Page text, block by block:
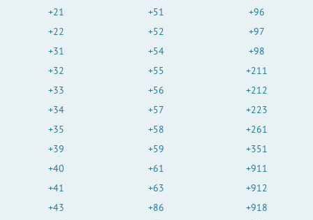
+21
+22
+31
+32
+33
+34
+35
+39
+40
+41
+43
+51
+52
+54
+55
+56
+57
+58
+59
+61
+63
+86
+96
+97
+98
+211
+212
+223
+261
+351
+911
+912
+918